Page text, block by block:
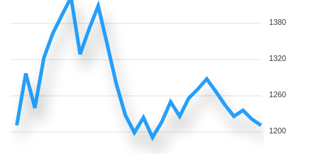
1380
1320
1260
1200